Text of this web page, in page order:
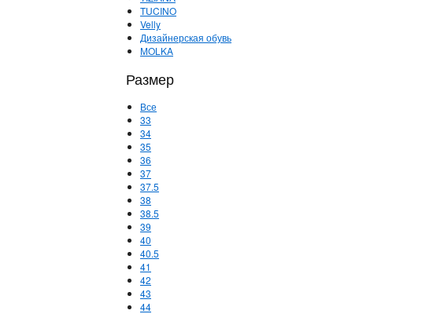
TUCINO
Velly
Дизайнерская обувь
МOLKA
Размер
Все
33
34
35
36
37
37.5
38
38.5
39
40
40.5
41
42
43
44